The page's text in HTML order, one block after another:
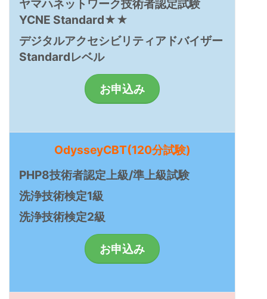
ヤマハネットワーク技術者認定試験
YCNE Standard★★
デジタルアクセシビリティアドバイザー
Standardレベル
お申込み
OdysseyCBT(120分試験)
PHP8技術者認定上級/準上級試験
洗浄技術検定1級
洗浄技術検定2級
お申込み